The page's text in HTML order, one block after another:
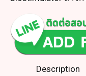
Description